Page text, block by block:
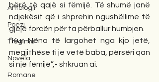
Antologji
Poezi
Tregime
Novela
Romane
bërë të qajë si fëmijë. Të shumë janë
ndjekësit që i shprehin ngushëllime të
gjejë forcën për ta përballur humbjen.
“Kur Nëna të largohet nga kjo jetë,
megjithëse ti je vetë baba, përsëri qan
si një fëmijë”,- shkruan ai.